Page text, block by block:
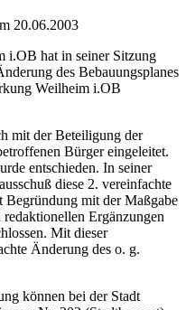
20.06.2003
i.OB hat in seiner Sitzung
des Bebauungsplanes
Weilheim i.OB
mit der Beteiligung der
Bürger eingeleitet.
entschieden. In seiner
diese 2. vereinfachte
Begründung mit der Maßgabe
Ergänzungen
Mit dieser
Änderung des o. g.
können bei der Stadt